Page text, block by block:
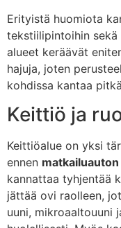
Erityistä huomiota
tekstiilipintoihin sekä
alueet keräävät
hajuja, joten
kohdissa kantaa
Keittiö ja
Keittiöalue on yksi
ennen
kannattaa tyhjentää
jättää ovi raolleen,
uuni, mikroaaltouuni